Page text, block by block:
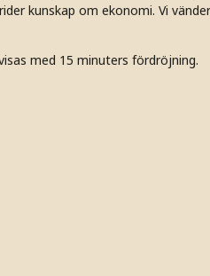
kunskap om ekonomi. Vi vänder
med 15 minuters fördröjning.